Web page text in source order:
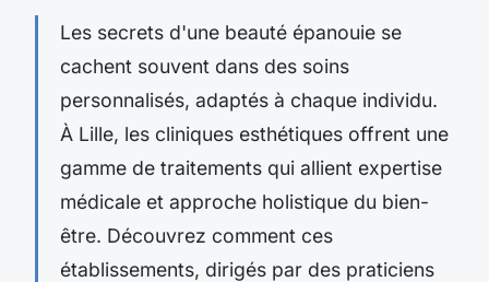
Les secrets d'une beauté épanouie se
cachent souvent dans des soins
personnalisés, adaptés à chaque individu.
À Lille, les cliniques esthétiques offrent une
gamme de traitements qui allient expertise
médicale et approche holistique du bien-
être. Découvrez comment ces
établissements, dirigés par des praticiens